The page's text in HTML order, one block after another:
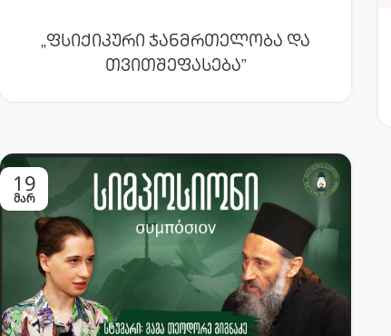
„ფსიქიკური Ჯანმრთელობა Და
Თვითშეფასება”
19
ᲛᲐᲠ